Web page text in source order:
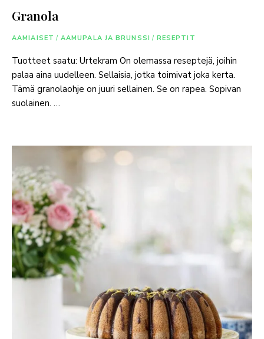
Granola
AAMIAISET / AAMUPALA JA BRUNSSI / RESEPTIT
Tuotteet saatu: Urtekram On olemassa reseptejä, joihin
palaa aina uudelleen. Sellaisia, jotka toimivat joka kerta.
Tämä granolaohje on juuri sellainen. Se on rapea. Sopivan
suolainen. …